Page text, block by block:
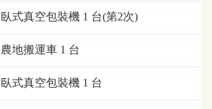
臥式真空包裝機 1 台(第2次)
農地搬運車 1 台
臥式真空包裝機 1 台